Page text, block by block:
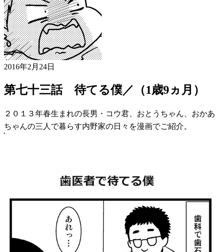
2016年2月24日
第七十三話 待てる僕／（1歳9ヵ月）
２０１３年春生まれの長男・コウ君、おとうちゃん、おかあ
ちゃんの三人で暮らす内野家の日々を漫画でご紹介。